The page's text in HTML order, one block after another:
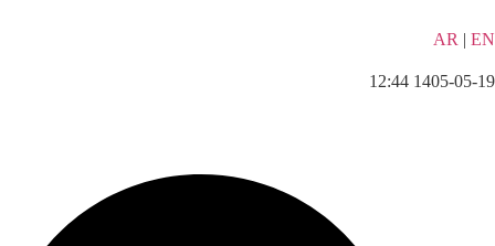
AR | EN
1405-05-19 12:44